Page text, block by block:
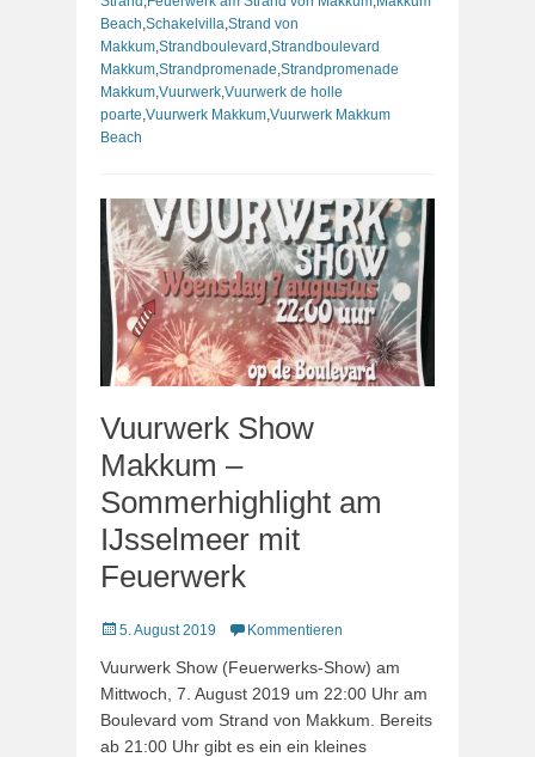
Beach Schakelvilla Strand von
Makkum Strandboulevard Strandboulevard
Makkum Strandpromenade Strandpromenade
Makkum Vuurwerk Vuurwerk de holle
poarte Vuurwerk Makkum Vuurwerk Makkum
Beach
Vuurwerk Show
Makkum –
Sommerhighlight am
IJsselmeer mit
Feuerwerk
Veröffentlicht
5. August 2019 Kommentieren
Vuurwerk Show (Feuerwerks-Show) am
Mittwoch, 7. August 2019 um 22:00 Uhr am
Boulevard vom Strand von Makkum. Bereits
ab 21:00 Uhr gibt es ein ein kleines